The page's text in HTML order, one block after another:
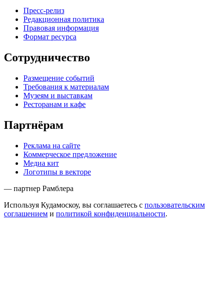
Пресс-релиз
Редакционная политика
Правовая информация
Формат ресурса
Сотрудничество
Размещение событий
Требования к материалам
Музеям и выставкам
Ресторанам и кафе
Партнёрам
Реклама на сайте
Коммерческое предложение
Медиа кит
Логотипы в векторе
— партнер Рамблера
Используя Кудамоскоу, вы соглашаетесь с пользовательским
соглашением и политикой конфиденциальности.